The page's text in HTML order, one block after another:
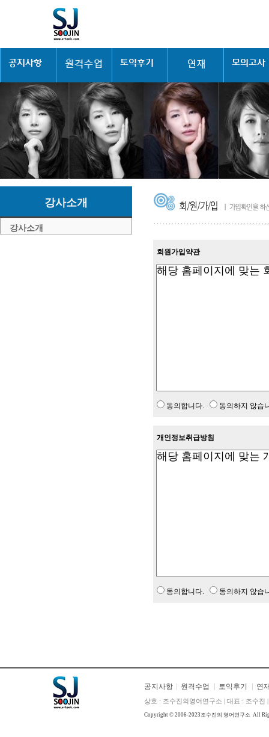
강사소개
강사소개
회원가입약관
동의합니다. 동의하지 않습
개인정보취급방침
동의합니다. 동의하지 않습
공지사항 원격수업 토익후기 연
상호 : 조수진의영어연구소 | 대표 : 조수진
Copyright © 2006-2023 조수진의 영어연구소 All